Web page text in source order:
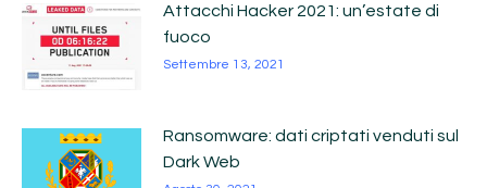
Attacchi Hacker 2021: un’estate di
fuoco
Settembre 13, 2021
Ransomware: dati criptati venduti sul
Dark Web